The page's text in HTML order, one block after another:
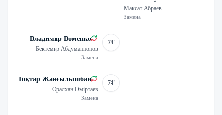
Максат Абраев
Замена
Владимир Воменко
Бектемир Абдуманнонов
Замена
74'
Тоқтар Жанғылышбай
Оралхан Өміртаев
Замена
74'